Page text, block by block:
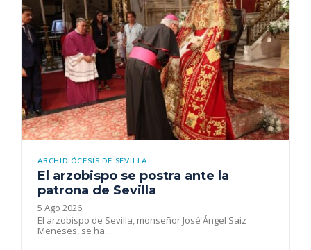
ARCHIDIÓCESIS DE SEVILLA
El arzobispo se postra ante la
patrona de Sevilla
5 Ago 2026
El arzobispo de Sevilla, monseñor José Ángel Saiz
Meneses, se ha...